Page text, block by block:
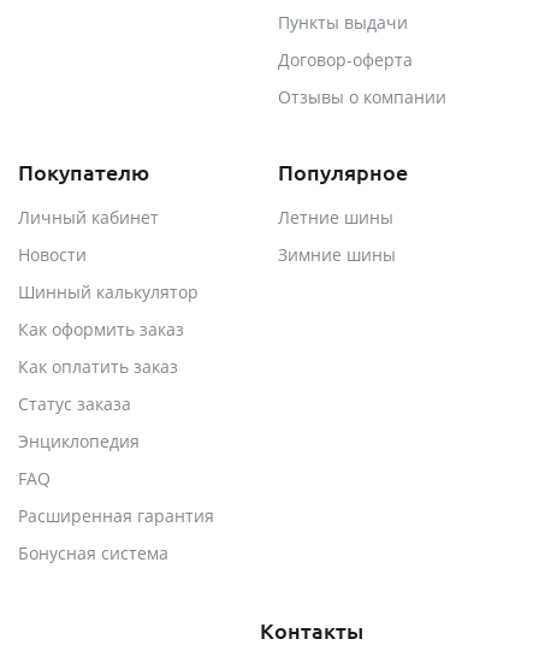
Пункты выдачи
Договор-оферта
Отзывы о компании
Покупателю
Личный кабинет
Новости
Шинный калькулятор
Как оформить заказ
Как оплатить заказ
Статус заказа
Энциклопедия
FAQ
Расширенная гарантия
Бонусная система
Популярное
Летние шины
Зимние шины
Контакты